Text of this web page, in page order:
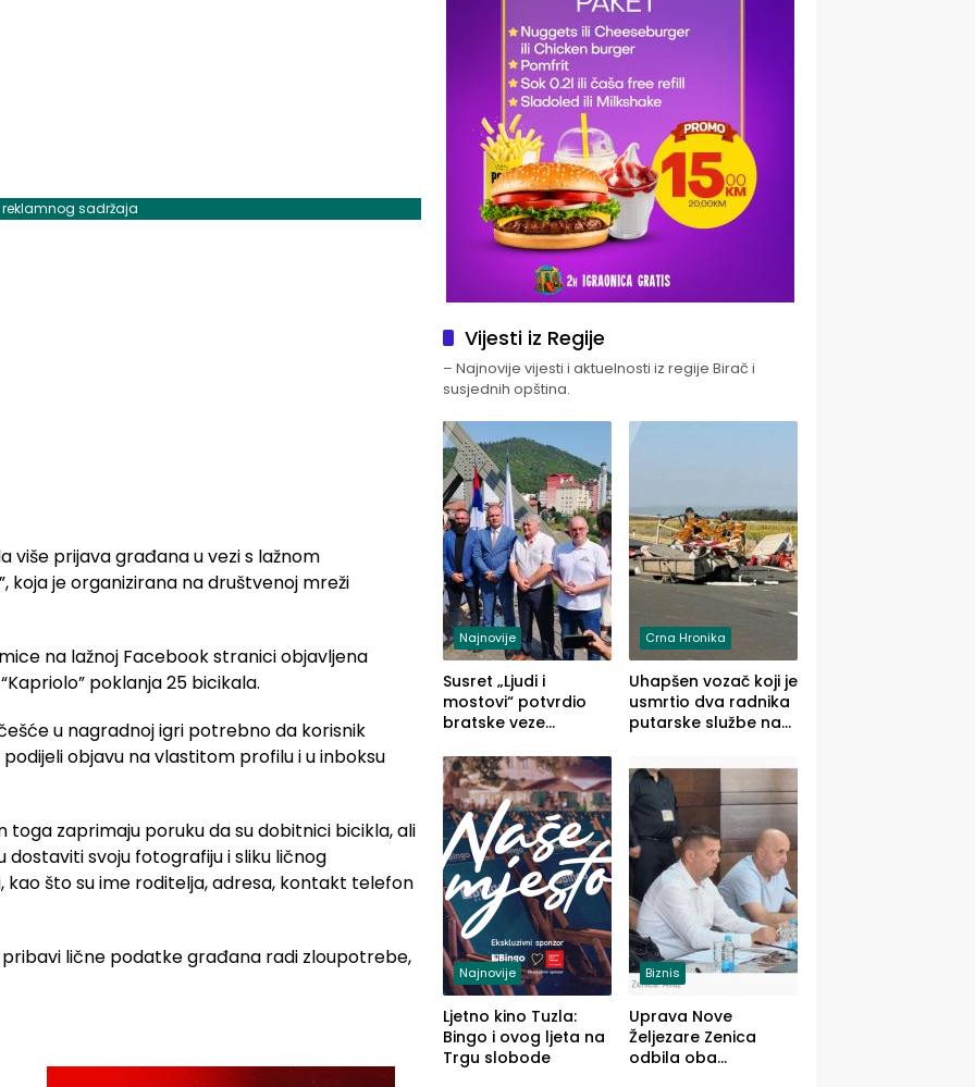
reklamnog sadržaja
više prijava građana u vezi s lažnom
koja je organizirana na društvenoj mreži
na lažnoj Facebook stranici objavljena
poklanja 25 bicikala.
u nagradnoj igri potrebno da korisnik
objavu na vlastitom profilu i u inboksu
toga zaprimaju poruku da su dobitnici bicikla, ali
svoju fotografiju i sliku ličnog
kao što su ime roditelja, adresa, kontakt telefon
lične podatke građana radi zloupotrebe,
Vijesti iz Regije
– Najnovije vijesti i aktuelnosti iz regije Birač i
susjednih opština.
Najnovije
Susret „Ljudi i
mostovi“ potvrdio
bratske veze
Zvornika
Crna Hronika
Uhapšen vozač koji je
usmrtio dva radnika
putarske službe na
prema Šapcu
(FOTO)
Najnovije
Ljetno kino Tuzla:
Bingo i ovog ljeta na
Trgu slobode
Biznis
Uprava Nove
Željezare Zenica
odbila oba